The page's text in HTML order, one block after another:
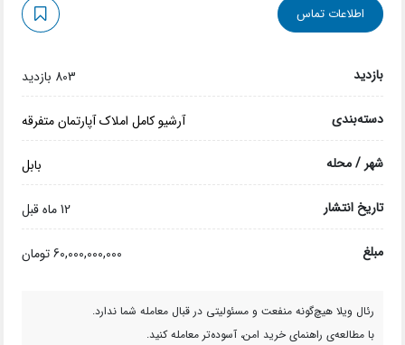
اطلاعات تماس
بازدید 803 بازدید
دسته‌بندی آرشیو کامل املاکآپارتمان متفرقه
شهر / محله بابل
تاریخ انتشار 12 ماه قبل
مبلغ 60,000,000,000 تومان
رئال ویلا هیچ‌گونه منفعت و مسئولیتی در قبال معامله شما ندارد.
با مطالعه‌ی راهنمای خرید امن، آسوده‌تر معامله کنید.